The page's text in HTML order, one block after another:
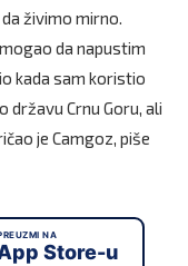
živimo mirno.
da napustim
kada sam koristio
državu Crnu Goru, ali
je Camgoz, piše
NA
Store-u